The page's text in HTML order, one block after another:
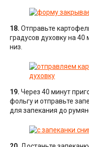
18. Отправьте
градусов духовку на
низ.
19. Через 40 минут
фольгу и отправьте
для запекания до